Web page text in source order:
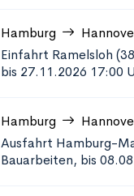
Hamburg
Einfahrt Ramelsloh
bis 27.11.2026 17:00
Hamburg
Ausfahrt Hamburg-
Bauarbeiten, bis